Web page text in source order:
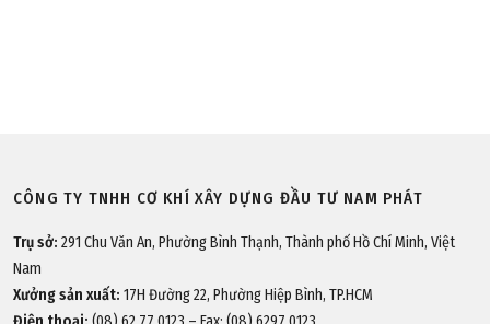
CÔNG TY TNHH CƠ KHÍ XÂY DỰNG ĐẦU TƯ NAM PHÁT
Trụ sở: 291 Chu Văn An, Phường Bình Thạnh, Thành phố Hồ Chí Minh, Việt
Nam
Xưởng sản xuất: 17H Đường 22, Phường Hiệp Bình, TP.HCM